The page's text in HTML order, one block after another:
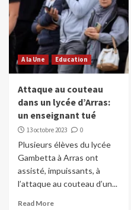
A la Une Education
Attaque au couteau
dans un lycée d’Arras:
un enseignant tué
13 octobre 2023 0
Plusieurs élèves du lycée
Gambetta à Arras ont
assisté, impuissants, à
l’attaque au couteau d’un...
Read More